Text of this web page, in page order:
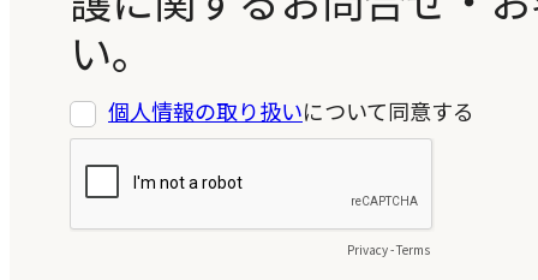
個人情報の取り扱いについて同意する
Privacy-Terms